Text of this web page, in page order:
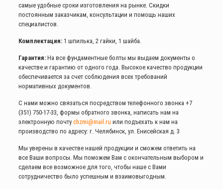
самые удобные сроки изготовления на рынке. Скидки
постоянным заказчикам, консультации и помощь наших
специалистов.
Комплектация:1 шпилька, 2 гайки, 1 шайба.
Гарантия:На все фундаментные болты мы выдаем документы о
качестве и гарантию от одного года. Высокое качество продукции
обеспечивается за счет соблюдения всех требований
нормативных документов.
С нами можно связаться посредством телефонного звонка +7
(351) 750-17-33 , формы обратного звонка, написать нам на
электронную почту chzmi@mail.ru или подъехать к нам на
производство по адресу: г. Челябинск, ул. Енисейская д. 3
Мы уверены в качестве нашей продукции и сможем ответить на
все Ваши вопросы. Мы поможем Вам с окончательным выбором и
сделаем все возможное для того, чтобы наше с Вами
сотрудничество было успешным и взаимовыгодным.